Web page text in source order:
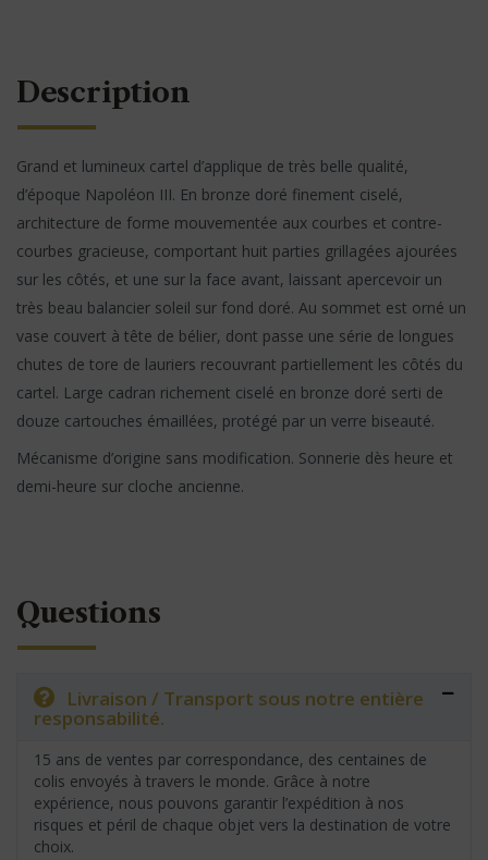
Description
Grand et lumineux cartel d’applique de très belle qualité,
d’époque Napoléon III. En bronze doré finement ciselé,
architecture de forme mouvementée aux courbes et contre-
courbes gracieuse, comportant huit parties grillagées ajourées
sur les côtés, et une sur la face avant, laissant apercevoir un
très beau balancier soleil sur fond doré. Au sommet est orné un
vase couvert à tête de bélier, dont passe une série de longues
chutes de tore de lauriers recouvrant partiellement les côtés du
cartel. Large cadran richement ciselé en bronze doré serti de
douze cartouches émaillées, protégé par un verre biseauté.
Mécanisme d’origine sans modification. Sonnerie dès heure et
demi-heure sur cloche ancienne.
Questions
Livraison / Transport sous notre entière
responsabilité.
15 ans de ventes par correspondance, des centaines de
colis envoyés à travers le monde. Grâce à notre
expérience, nous pouvons garantir l’expédition à nos
risques et péril de chaque objet vers la destination de votre
choix.